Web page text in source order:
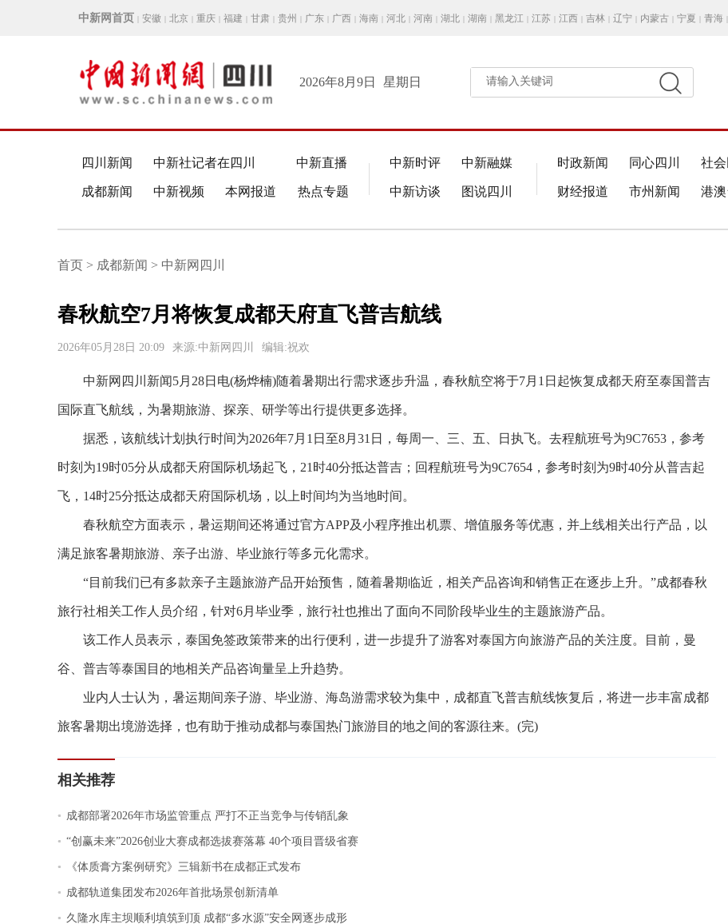
中新网首页 | 安徽 | 北京 | 重庆 | 福建 | 甘肃 | 贵州 | 广东 | 广西 | 海南 | 河北 | 河南 | 湖北 | 湖南 | 黑龙江 | 江苏 | 江西 | 吉林 | 辽宁 | 内蒙古 | 宁夏 | 青海 |
2026年8月9日 星期日 请输入关键词
四川新闻 中新社记者在四川 中新直播
成都新闻 中新视频 本网报道 热点专题
中新时评 中新融媒
中新访谈 图说四川
时政新闻 同心四川 社
财经报道 市州新闻 港
首页 > 成都新闻 > 中新网四川
春秋航空7月将恢复成都天府直飞普吉航线
2026年05月28日 20:09 来源:中新网四川 编辑:祝欢
中新网四川新闻5月28日电(杨烨楠)随着暑期出行需求逐步升温，春秋航空将于7月1日起恢复成都天府至泰国普吉
国际直飞航线，为暑期旅游、探亲、研学等出行提供更多选择。
据悉，该航线计划执行时间为2026年7月1日至8月31日，每周一、三、五、日执飞。去程航班号为9C7653，参考
时刻为19时05分从成都天府国际机场起飞，21时40分抵达普吉；回程航班号为9C7654，参考时刻为9时40分从普吉起
飞，14时25分抵达成都天府国际机场，以上时间均为当地时间。
春秋航空方面表示，暑运期间还将通过官方APP及小程序推出机票、增值服务等优惠，并上线相关出行产品，以
满足旅客暑期旅游、亲子出游、毕业旅行等多元化需求。
“目前我们已有多款亲子主题旅游产品开始预售，随着暑期临近，相关产品咨询和销售正在逐步上升。”成都春秋
旅行社相关工作人员介绍，针对6月毕业季，旅行社也推出了面向不同阶段毕业生的主题旅游产品。
该工作人员表示，泰国免签政策带来的出行便利，进一步提升了游客对泰国方向旅游产品的关注度。目前，曼
谷、普吉等泰国目的地相关产品咨询量呈上升趋势。
业内人士认为，暑运期间亲子游、毕业游、海岛游需求较为集中，成都直飞普吉航线恢复后，将进一步丰富成都
旅客暑期出境游选择，也有助于推动成都与泰国热门旅游目的地之间的客源往来。(完)
相关推荐
. 成都部署2026年市场监管重点 严打不正当竞争与传销乱象
. “创赢未来”2026创业大赛成都选拔赛落幕 40个项目晋级省赛
. 《体质膏方案例研究》三辑新书在成都正式发布
. 成都轨道集团发布2026年首批场景创新清单
. 久隆水库主坝顺利填筑到顶 成都“多水源”安全网逐步成形